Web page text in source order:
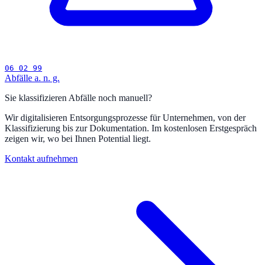
06 02 99
Abfälle a. n. g.
Sie klassifizieren Abfälle noch manuell?
Wir digitalisieren Entsorgungsprozesse für Unternehmen, von der
Klassifizierung bis zur Dokumentation. Im kostenlosen Erstgespräch
zeigen wir, wo bei Ihnen Potential liegt.
Kontakt aufnehmen